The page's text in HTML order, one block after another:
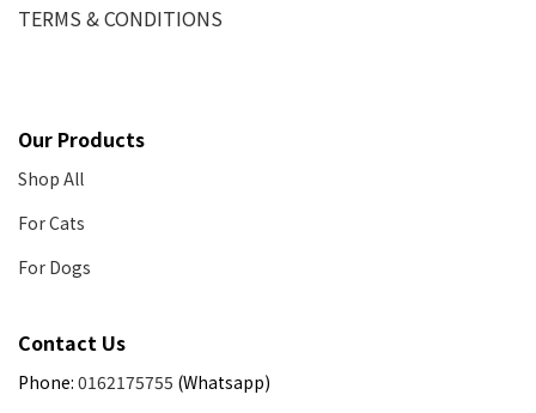
TERMS & CONDITIONS
Our Products
Shop All
For Cats
For Dogs
Contact Us
Phone: 0162175755 (Whatsapp)